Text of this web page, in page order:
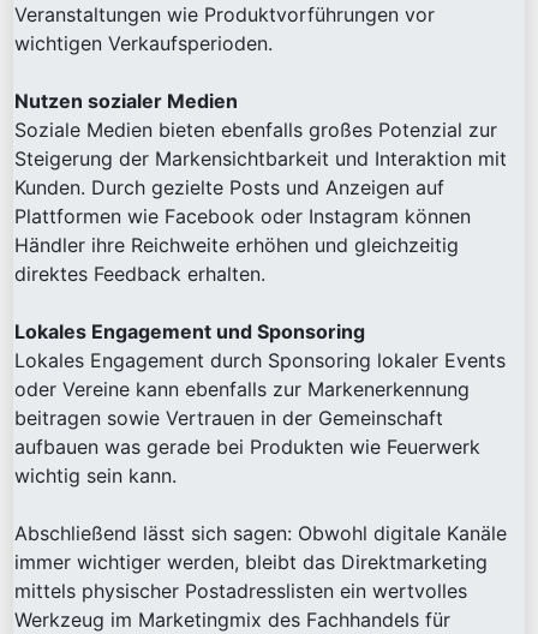
Veranstaltungen wie Produktvorführungen vor
wichtigen Verkaufsperioden.
Nutzen sozialer Medien
Soziale Medien bieten ebenfalls großes Potenzial zur
Steigerung der Markensichtbarkeit und Interaktion mit
Kunden. Durch gezielte Posts und Anzeigen auf
Plattformen wie Facebook oder Instagram können
Händler ihre Reichweite erhöhen und gleichzeitig
direktes Feedback erhalten.
Lokales Engagement und Sponsoring
Lokales Engagement durch Sponsoring lokaler Events
oder Vereine kann ebenfalls zur Markenerkennung
beitragen sowie Vertrauen in der Gemeinschaft
aufbauen was gerade bei Produkten wie Feuerwerk
wichtig sein kann.
Abschließend lässt sich sagen: Obwohl digitale Kanäle
immer wichtiger werden, bleibt das Direktmarketing
mittels physischer Postadresslisten ein wertvolles
Werkzeug im Marketingmix des Fachhandels für